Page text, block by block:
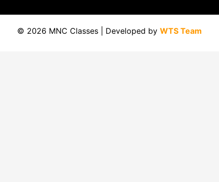
© 2026 MNC Classes | Developed by WTS Team